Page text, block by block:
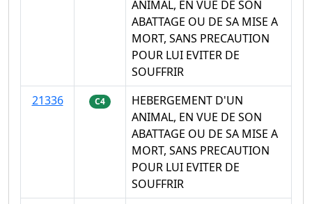
ANIMAL, EN VUE DE SON
ABATTAGE OU DE SA MISE A
MORT, SANS PRECAUTION
POUR LUI EVITER DE
SOUFFRIR
21336
C4
HEBERGEMENT D'UN
ANIMAL, EN VUE DE SON
ABATTAGE OU DE SA MISE A
MORT, SANS PRECAUTION
POUR LUI EVITER DE
SOUFFRIR